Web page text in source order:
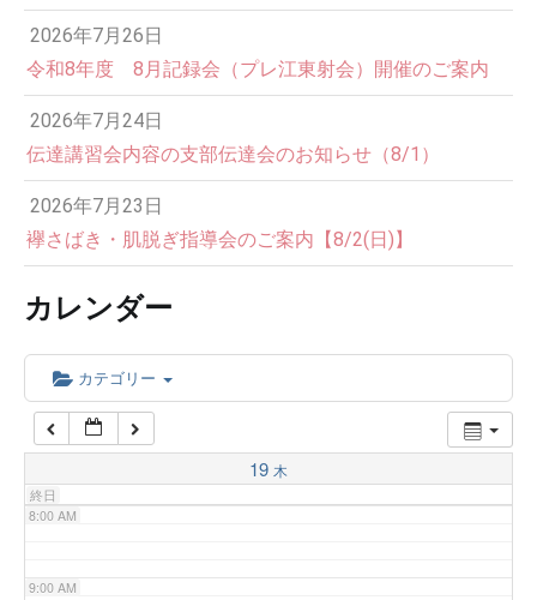
2026年7月26日
令和8年度 8月記録会（プレ江東射会）開催のご案内
2026年7月24日
伝達講習会内容の支部伝達会のお知らせ（8/1）
2026年7月23日
襷さばき・肌脱ぎ指導会のご案内【8/2(日)】
カレンダー
カテゴリー
19 木
終日
1:00 AM
2:00 AM
3:00 AM
4:00 AM
5:00 AM
6:00 AM
7:00 AM
8:00 AM
9:00 AM